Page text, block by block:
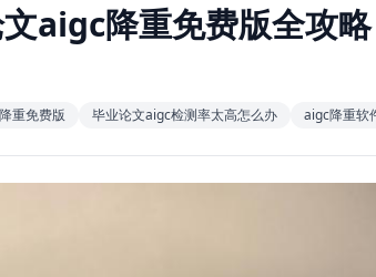
aigc降重免费版全攻略
重免费版 毕业论文aigc检测率太高怎么办 aigc降重软